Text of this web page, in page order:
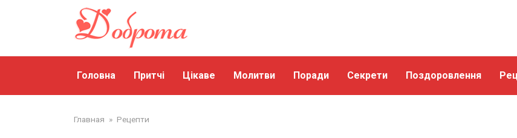
Головна Притчі Цікаве Молитви Поради Секрети Поздоровлення
Главная » Рецепти